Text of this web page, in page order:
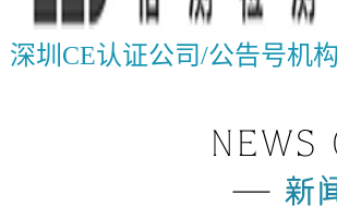
深圳CE认证公司/公告号机构